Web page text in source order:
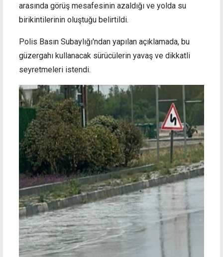
arasında görüş mesafesinin azaldığı ve yolda su
birikintilerinin oluştuğu belirtildi.
Polis Basın Subaylığı'ndan yapılan açıklamada, bu
güzergahı kullanacak sürücülerin yavaş ve dikkatli
seyretmeleri istendi.